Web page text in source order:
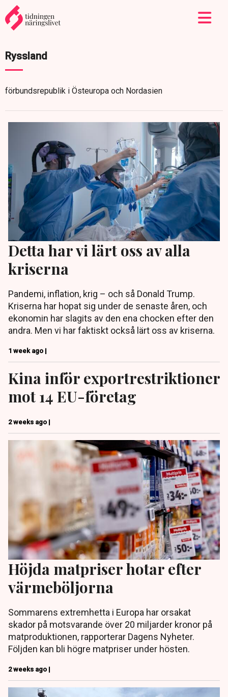
Ryssland
förbundsrepublik i Östeuropa och Nordasien
Detta har vi lärt oss av alla
kriserna
Pandemi, inflation, krig – och så Donald Trump.
Kriserna har hopat sig under de senaste åren, och
ekonomin har slagits av den ena chocken efter den
andra. Men vi har faktiskt också lärt oss av kriserna.
1 week ago |
Kina inför exportrestriktioner
mot 14 EU-företag
2 weeks ago |
Höjda matpriser hotar efter
värmeböljorna
Sommarens extremhetta i Europa har orsakat
skador på motsvarande över 20 miljarder kronor på
matproduktionen, rapporterar Dagens Nyheter.
Följden kan bli högre matpriser under hösten.
2 weeks ago |